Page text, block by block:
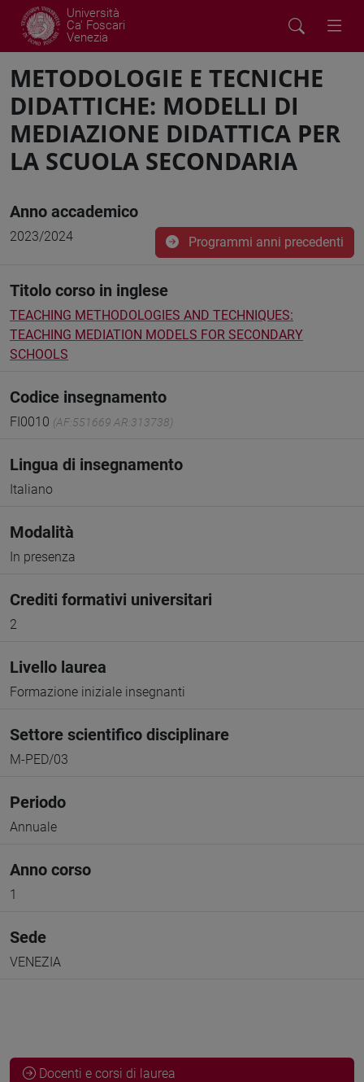
Università
Ca' Foscari
Venezia
METODOLOGIE E TECNICHE
DIDATTICHE: MODELLI DI
MEDIAZIONE DIDATTICA PER
LA SCUOLA SECONDARIA
Anno accademico
2023/2024 Programmi anni precedenti
Titolo corso in inglese
TEACHING METHODOLOGIES AND TECHNIQUES:
TEACHING MEDIATION MODELS FOR SECONDARY
SCHOOLS
Codice insegnamento
FI0010 (AF:551669 AR:313738)
Lingua di insegnamento
Italiano
Modalità
In presenza
Crediti formativi universitari
2
Livello laurea
Formazione iniziale insegnanti
Settore scientifico disciplinare
M-PED/03
Periodo
Annuale
Anno corso
1
Sede
VENEZIA
Docenti e corsi di laurea